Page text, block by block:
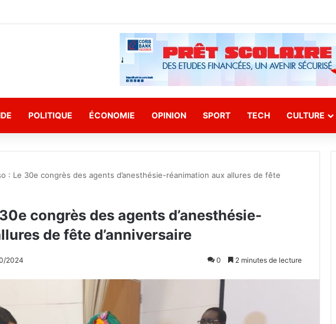
POLITIQUE ÉCONOMIE OPINION SPORT TECH CULTURE
: Le 30e congrès des agents d’anesthésie-réanimation aux allures de fête
congrès des agents d’anesthésie-
de fête d’anniversaire
2024 0 2 minutes de lecture